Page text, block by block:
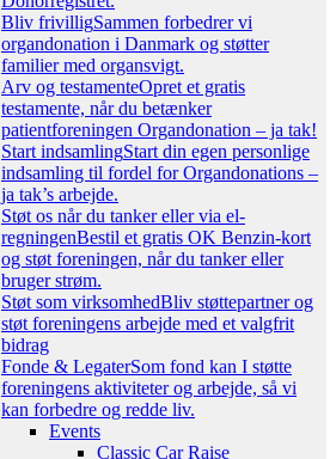
Bliv frivilligSammen forbedrer vi
organdonation i Danmark og støtter
familier med organsvigt.
Arv og testamenteOpret et gratis
testamente, når du betænker
patientforeningen Organdonation – ja tak!
Start indsamlingStart din egen personlige
indsamling til fordel for Organdonations –
ja tak’s arbejde.
Støt os når du tanker eller via el-
regningenBestil et gratis OK Benzin-kort
og støt foreningen, når du tanker eller
bruger strøm.
Støt som virksomhedBliv støttepartner og
støt foreningens arbejde med et valgfrit
bidrag
Fonde & LegaterSom fond kan I støtte
foreningens aktiviteter og arbejde, så vi
kan forbedre og redde liv.
Events
Classic Car Raise